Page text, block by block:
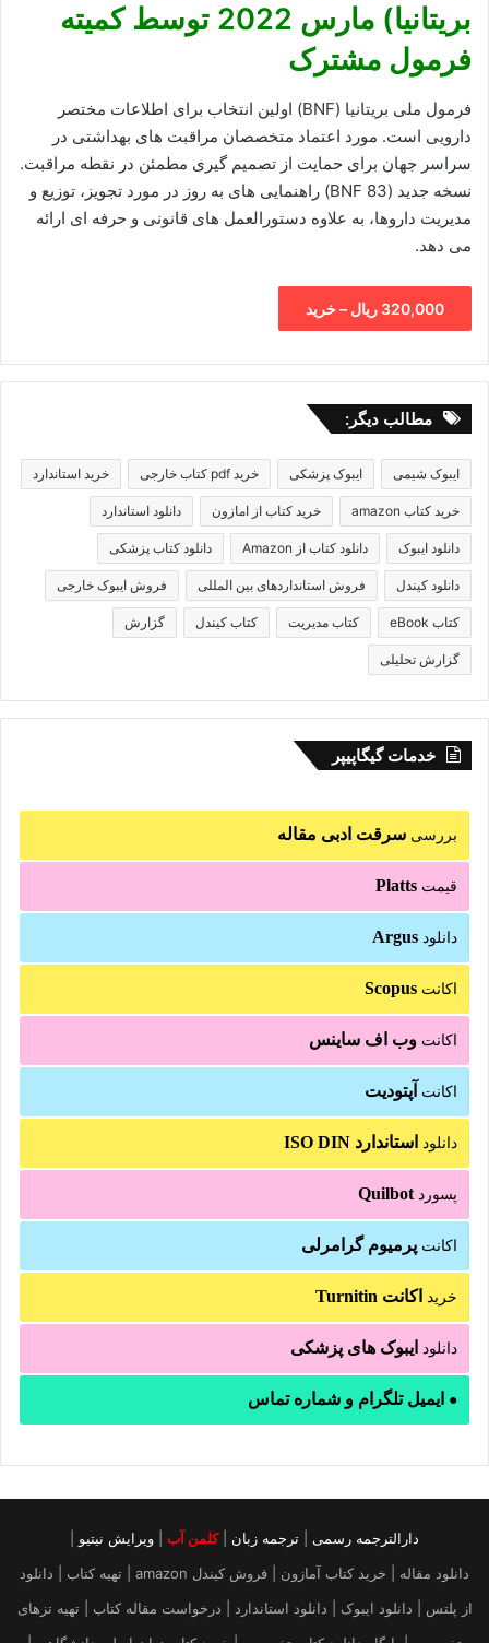
بریتانیا) مارس 2022 توسط کمیته
فرمول مشترک
فرمول ملی بریتانیا (BNF) اولین انتخاب برای اطلاعات مختصر
دارویی است. مورد اعتماد متخصصان مراقبت های بهداشتی در
سراسر جهان برای حمایت از تصمیم گیری مطمئن در نقطه مراقبت.
نسخه جدید (BNF 83) راهنمایی های به روز در مورد تجویز، توزیع و
مدیریت داروها، به علاوه دستورالعمل های قانونی و حرفه ای ارائه
می دهد.
320,000 ریال – خرید
مطالب دیگر:
ایبوک شیمی ایبوک پزشکی خرید pdf کتاب خارجی خرید استاندارد
خرید کتاب amazon خرید کتاب از امازون دانلود استاندارد
دانلود ایبوک دانلود کتاب از Amazon دانلود کتاب پزشکی
دانلود کیندل فروش استانداردهای بین المللی فروش ایبوک خارجی
کتاب eBook کتاب مدیریت کتاب کیندل گزارش
گزارش تحلیلی
خدمات گیگاپیپر
بررسی سرقت ادبی مقاله
قیمت Platts
دانلود Argus
اکانت Scopus
اکانت وب اف ساینس
اکانت آپتودیت
دانلود استاندارد ISO DIN
پسورد Quilbot
اکانت پرمیوم گرامرلی
خرید اکانت Turnitin
دانلود ایبوک های پزشکی
● ایمیل تلگرام و شماره تماس
دارالترجمه رسمی ترجمه زبان |کلمن آب ویرایش نیتیو
دانلود مقاله | خرید کتاب آمازون | فروش کیندل amazon | تهیه کتاب | دانلود
از پلتس | دانلود ایبوک | دانلود استاندارد | درخواست مقاله کتاب | تهیه تزهای